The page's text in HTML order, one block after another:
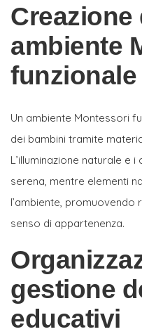
Creazione
ambiente
funzionale
Un ambiente Montessori
dei bambini tramite
L’illuminazione naturale e
serena, mentre elementi
l’ambiente,
senso di appartenenza.
gestione
educativi